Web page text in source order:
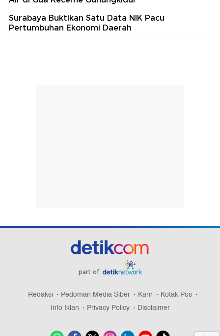
Surabaya Buktikan Satu Data NIK Pacu
Pertumbuhan Ekonomi Daerah
part of
Redaksi Pedoman Media Siber Karir
Kotak Pos
Info Iklan
Privacy Policy Disclaimer